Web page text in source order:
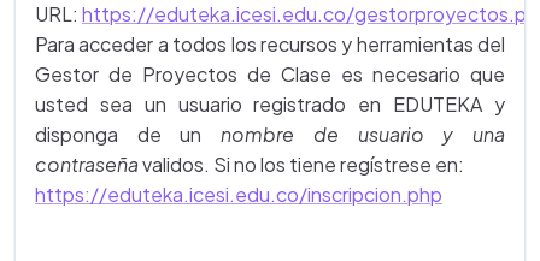
URL: https://eduteka.icesi.edu.co/
Para acceder a todos los recursos y herramientas del
Gestor de Proyectos de Clase es necesario que
usted sea un usuario registrado en EDUTEKA y
disponga de unnombre de usuario y una
contraseñavalidos. Si no los tiene regístrese en:
https://eduteka.icesi.edu.co/inscripcion.php